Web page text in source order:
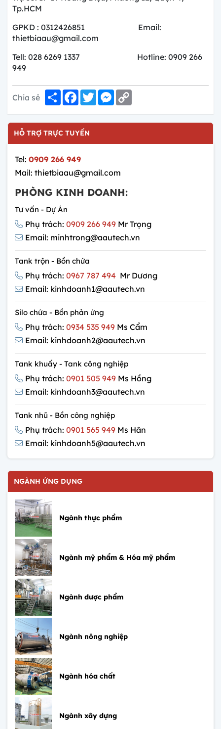
Tp.HCM
GPKD : 0312426851 Email:
thietbiaau@gmail.com
Tell: 028 6269 1337 Hotline: 0909 266
949
Chia sẻ ShareFacebook
TwitterMessenger
HỖ TRỢ TRỰC TUYẾN
Tel: 0909 266 949
Mail: thietbiaau@gmail.com
PHÒNG KINH DOANH:
Tư vấn - Dự Án
Phụ trách: 0909 266 949 Mr Trọng
Email: minhtrong@aautech.vn
Tank trộn - Bồn chứa
Phụ trách: 0967 787 494 Mr Dương
Email: kinhdoanh1@aautech.vn
Silo chứa - Bồn phản ứng
Phụ trách: 0934 535 949 Ms Cẩm
Email: kinhdoanh2@aautech.vn
Tank khuấy - Tank công nghiệp
Phụ trách: 0901 505 949 Ms Hồng
Email: kinhdoanh3@aautech.vn
Tank nhũ - Bồn công nghiệp
Phụ trách: 0901 565 949 Ms Hân
Email: kinhdoanh5@aautech.vn
NGÀNH ỨNG DỤNG
Ngành thực phẩm
Ngành mỹ phẩm & Hóa mỹ phẩm
Ngành dược phẩm
Ngành nông nghiệp
Ngành hóa chất
Ngành xây dựng